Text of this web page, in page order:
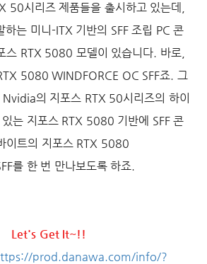
50시리즈 제품들을 출시하고 있는데,
하는 미니-ITX 기반의 SFF 조립 PC 콘
스 RTX 5080 모델이 있습니다. 바로,
5080 WINDFORCE OC SFF죠. 그
의 지포스 RTX 50시리즈의 하이
는 지포스 RTX 5080 기반에 SFF 콘
이트의 지포스 RTX 5080
를 한 번 만나보도록 하죠.
Let's Get It~!!
prod.danawa.com/info/?